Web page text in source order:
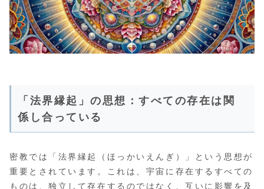
「法界縁起」の思想：すべての存在は関
係し合っている
密教では「法界縁起（ほっかいえんぎ）」という思想が
重要とされています。これは、宇宙に存在するすべての
ものは、独立して存在するのではなく、互いに影響を及